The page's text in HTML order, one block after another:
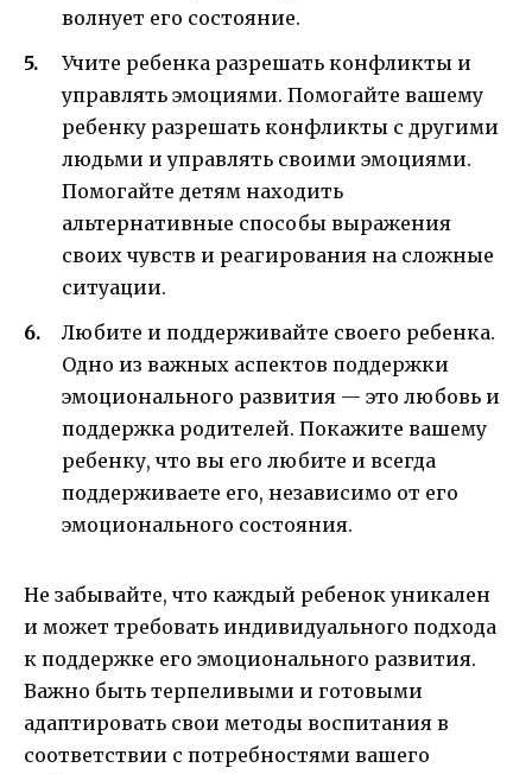
волнует его состояние.
Учите ребенка разрешать конфликты и
управлять эмоциями. Помогайте вашему
ребенку разрешать конфликты с другими
людьми и управлять своими эмоциями.
Помогайте детям находить
альтернативные способы выражения
своих чувств и реагирования на сложные
ситуации.
Любите и поддерживайте своего ребенка.
Одно из важных аспектов поддержки
эмоционального развития — это любовь и
поддержка родителей. Покажите вашему
ребенку, что вы его любите и всегда
поддерживаете его, независимо от его
эмоционального состояния.
Не забывайте, что каждый ребенок уникален
и может требовать индивидуального подхода
к поддержке его эмоционального развития.
Важно быть терпеливыми и готовыми
адаптировать свои методы воспитания в
соответствии с потребностями вашего